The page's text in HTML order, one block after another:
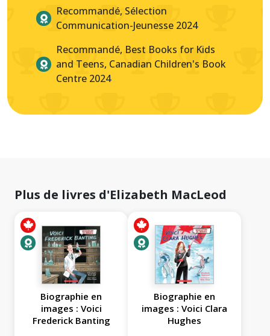
Recommandé, Sélection
Communication-Jeunesse 2024
Recommandé, Best Books for Kids
and Teens, Canadian Children's Book
Centre 2024
Plus de livres d'Elizabeth MacLeod
Biographie en
images : Voici
Frederick Banting
Biographie en
images : Voici Clara
Hughes